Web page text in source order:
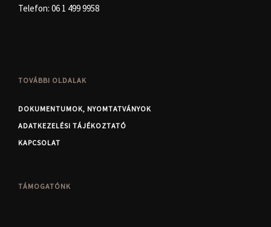
Telefon: 06 1 499 9958
TOVÁBBI OLDALAK
DOKUMENTUMOK, NYOMTATVÁNYOK
ADATKEZELÉSI TÁJÉKOZTATÓ
KAPCSOLAT
TÁMOGATÓNK